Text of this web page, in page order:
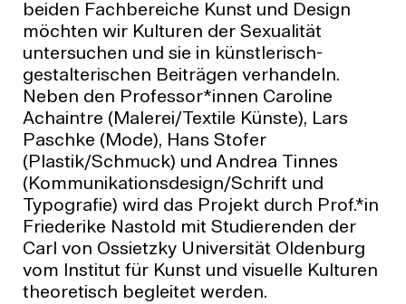
beiden Fachbereiche Kunst und Design
möchten wir Kulturen der Sexualität
untersuchen und sie in künstlerisch-
gestalterischen Beiträgen verhandeln.
Neben den Professor*innen Caroline
Achaintre (Malerei/Textile Künste), Lars
Paschke (Mode), Hans Stofer
(Plastik/Schmuck) und Andrea Tinnes
(Kommunikationsdesign/Schrift und
Typografie) wird das Projekt durch Prof.*in
Friederike Nastold mit Studierenden der
Carl von Ossietzky Universität Oldenburg
vom Institut für Kunst und visuelle Kulturen
theoretisch begleitet werden.